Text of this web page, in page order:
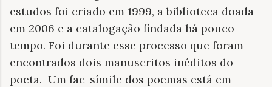
estudos foi criado em 1999, a biblioteca doada
em 2006 e a catalogação findada há pouco
tempo. Foi durante esse processo que foram
encontrados dois manuscritos inéditos do
poeta. Um fac-símile dos poemas está em